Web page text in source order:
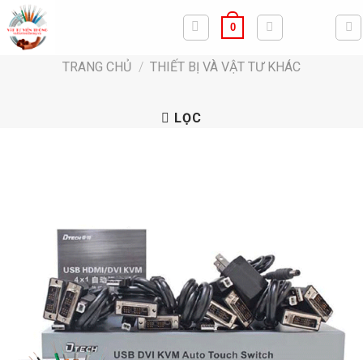
Bỏ
qua
nội
0
TRANG CHỦ / THIẾT BỊ VÀ VẬT TƯ KHÁC
LỌC